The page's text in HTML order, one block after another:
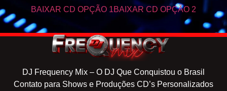
BAIXAR CD OPÇÃO 1BAIXAR CD OPÇÃO 2
DJ Frequency Mix – O DJ Que Conquistou o Brasil
Contato para Shows e Produções CD’s Personalizados